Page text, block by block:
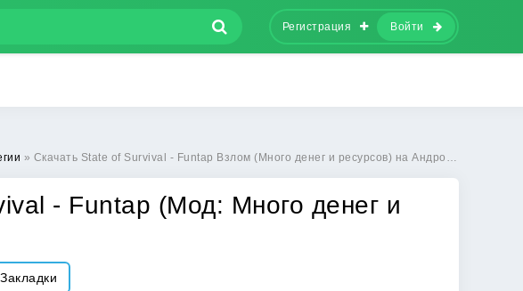
Регистрация Войти
» Скачать State of Survival - Funtap Взлом (Много денег и ресурсов) на Андроид бесплатно
- Funtap (Мод: Много денег и
Закладки